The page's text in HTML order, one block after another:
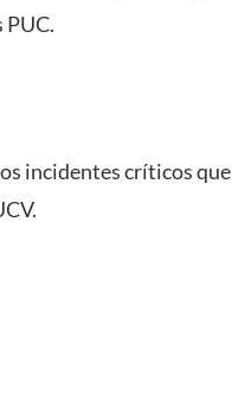
incidentes críticos que